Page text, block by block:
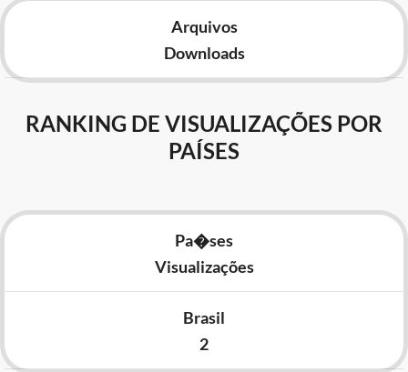
Arquivos
Downloads
RANKING DE VISUALIZAÇÕES POR
PAÍSES
Pa�ses
Visualizações
Brasil
2